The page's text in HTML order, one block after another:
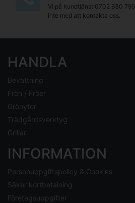
Vi på kundtjänst 0702 630 795
inte med att kontakta oss.
HANDLA
Bevattning
Frön / Fröer
Grönytor
Trädgårdsverktyg
Grillar
INFORMATION
Personuppgiftspolicy & Cookies
Säker kortbetalning
Företagsuppgifter